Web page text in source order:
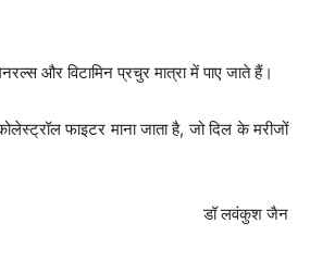
और विटामिन प्रचुर मात्रा में पाए जाते हैं।
फाइटर माना जाता है, जो दिल के मरीजों
डॉ लवंकुश जैन